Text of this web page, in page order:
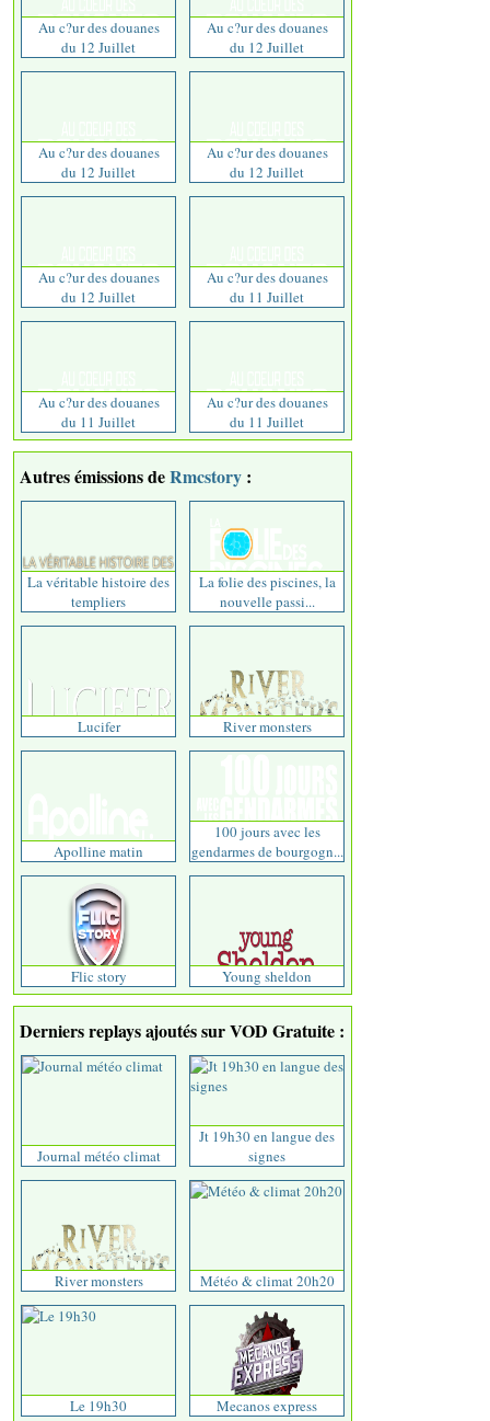
Au c?ur des douanes
du 12 Juillet
Au c?ur des douanes
du 12 Juillet
Au c?ur des douanes
du 12 Juillet
Au c?ur des douanes
du 12 Juillet
Au c?ur des douanes
du 12 Juillet
Au c?ur des douanes
du 11 Juillet
Au c?ur des douanes
du 11 Juillet
Au c?ur des douanes
du 11 Juillet
Autres émissions deRmcstory :
La véritable histoire des
templiers
La folie des piscines, la
nouvelle passi...
Lucifer River monsters
Apolline matin
100 jours avec les
gendarmes de bourgogn...
Flic story Young sheldon
Derniers replays ajoutés sur VOD Gratuite :
Journal météo climat
Jt 19h30 en langue des
signes
River monsters Météo & climat 20h20
Le 19h30 Mecanos express